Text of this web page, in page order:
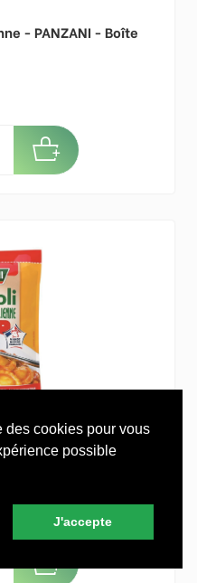
des cookies pour vous
possible
J'accepte
- PANZANI - Boîte
- PANZANI - Carton